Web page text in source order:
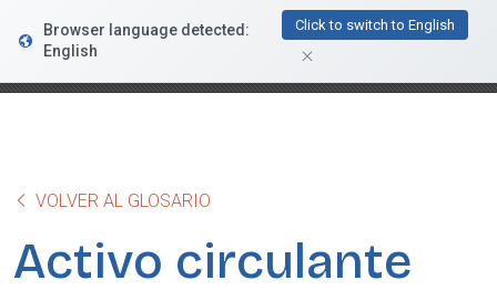
FacturaDirecta
Browser language detected:
English
Click to switch to English
VOLVER AL GLOSARIO
Activo circulante